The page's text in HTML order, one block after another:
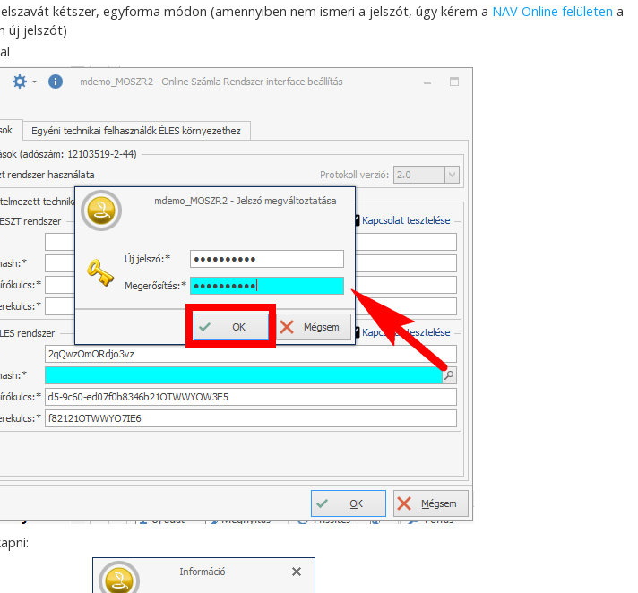
kétszer, egyforma módon (amennyiben nem ismeri a jelszót, úgy kérem a NAV Online felületen a
új jelszót)